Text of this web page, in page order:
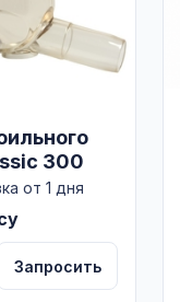
300
от 1 дня
Запросить